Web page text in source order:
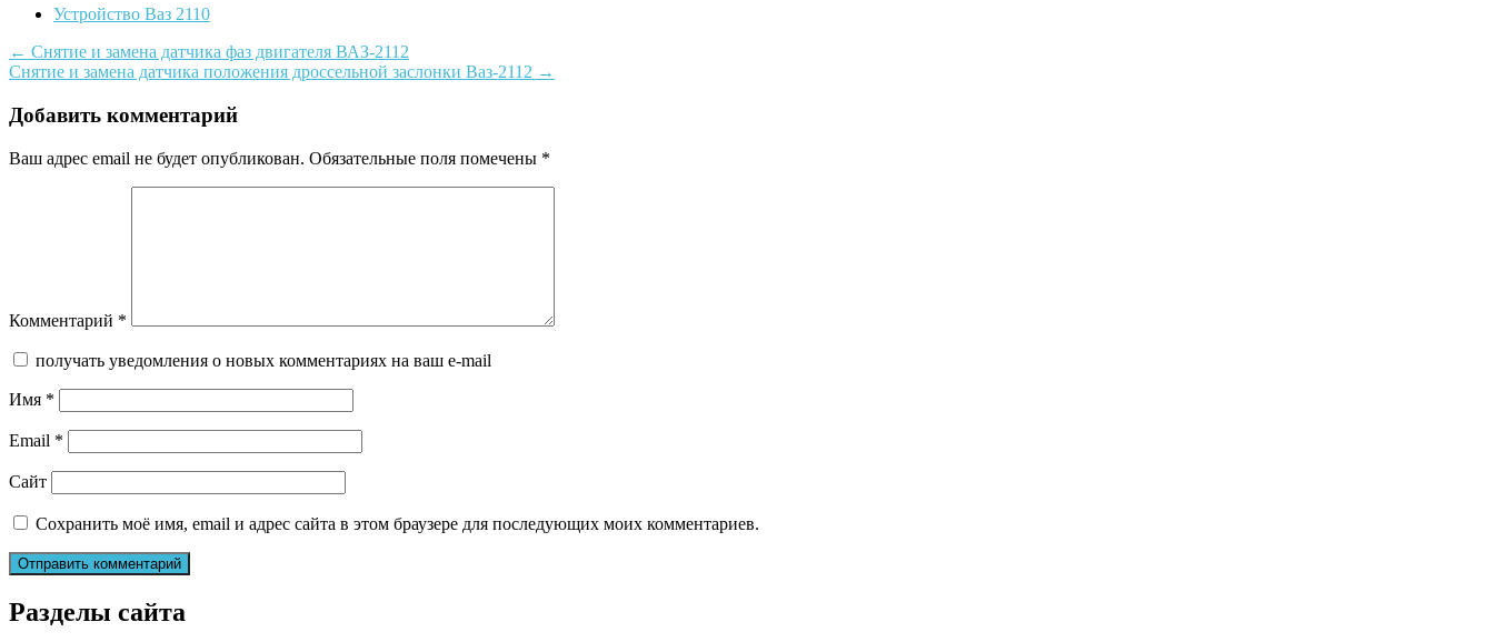
Устройство Ваз 2110
Post
navigation
← Снятие и замена датчика фаз двигателя ВАЗ-2112
Снятие и замена датчика положения дроссельной заслонки Ваз-2112 →
Добавить комментарий
Ваш адрес email не будет опубликован. Обязательные поля помечены *
Комментарий *
получать уведомления о новых комментариях на ваш e-mail
Имя *
Email *
Сайт
Сохранить моё имя, email и адрес сайта в этом браузере для последующих моих комментариев.
Разделы сайта